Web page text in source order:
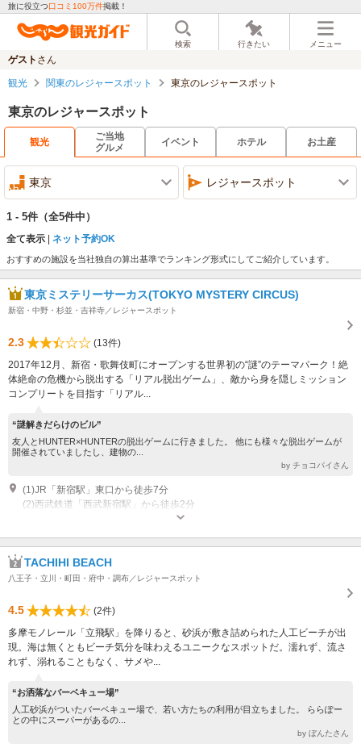
旅に役立つ口コミ100万件掲載！
検索 行きたい メニュー
ゲスト さん
観光 関東のレジャースポット 東京のレジャースポット
東京のレジャースポット
観光
ご当地
グルメ
イベント ホテル お土産
東京 レジャースポット
1 - 5件 （全5件中）
全て表示 ネット予約OK
おすすめの施設を当社独自の算出基準でランキング形式にしてご紹介しています。
東京ミステリーサーカス(TOKYO MYSTERY CIRCUS)
新宿・中野・杉並・吉祥寺／レジャースポット
2.3
(13件)
2017年12月、新宿・歌舞伎町にオープンする世界初の“謎”のテーマパーク！絶
体絶命の危機から脱出する「リアル脱出ゲーム」、敵から身を隠しミッション
コンプリートを目指す「リアル...
“謎解きだらけのビル”
友人とHUNTER×HUNTERの脱出ゲームに行きました。 他にも様々な脱出ゲームが
開催されていましたし、建物の...
by チョコパイさん
(1)JR「新宿駅」東口から徒歩7分
(2)西武鉄道「西武新宿駅」から徒歩2分
営業時間：平日 11:30～23:00 / 土日祝 9:30～23:00 定休日：不定休
TACHIHI BEACH
八王子・立川・町田・府中・調布／レジャースポット
4.5
(2件)
多摩モノレール「立飛駅」を降りると、砂浜が敷き詰められた人工ビーチが出
現。海は無くともビーチ気分を味わえるユニークなスポットだ。濡れず、流さ
れず、溺れることもなく、サメや...
“お洒落なバーベキュー場”
人工砂浜がついたバーベキュー場で、若い方たちの利用が目立ちました。 ららぽー
との中にスーパーがあるの...
by ぼんたさん